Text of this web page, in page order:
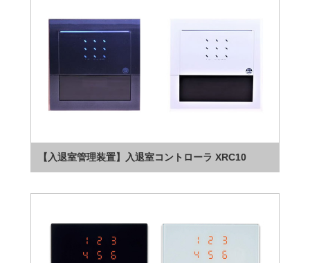
【入退室管理装置】入退室コントローラ XRC10